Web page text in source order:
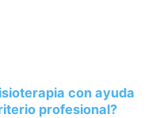
con ayuda
profesional?